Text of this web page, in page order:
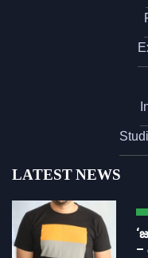
LATEST NEWS
–